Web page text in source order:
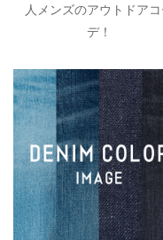
人メンズのアウトドア
デ！